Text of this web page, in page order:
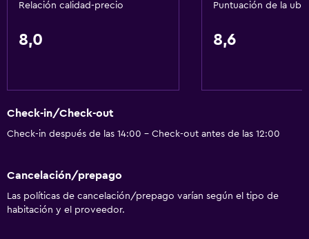
Relación calidad-precio
8,0
Puntuación de la
8,6
Check-in/Check-out
Check-in después de las 14:00 - Check-out antes de las 12:00
Cancelación/prepago
Las políticas de cancelación/prepago varían según el tipo de
habitación y el proveedor.